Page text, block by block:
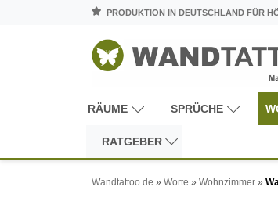
PRODUKTION IN DEUTSCHLAND FÜR
RÄUME SPRÜCHE
RATGEBER
Wandtattoo.de » Worte » Wohnzimmer »